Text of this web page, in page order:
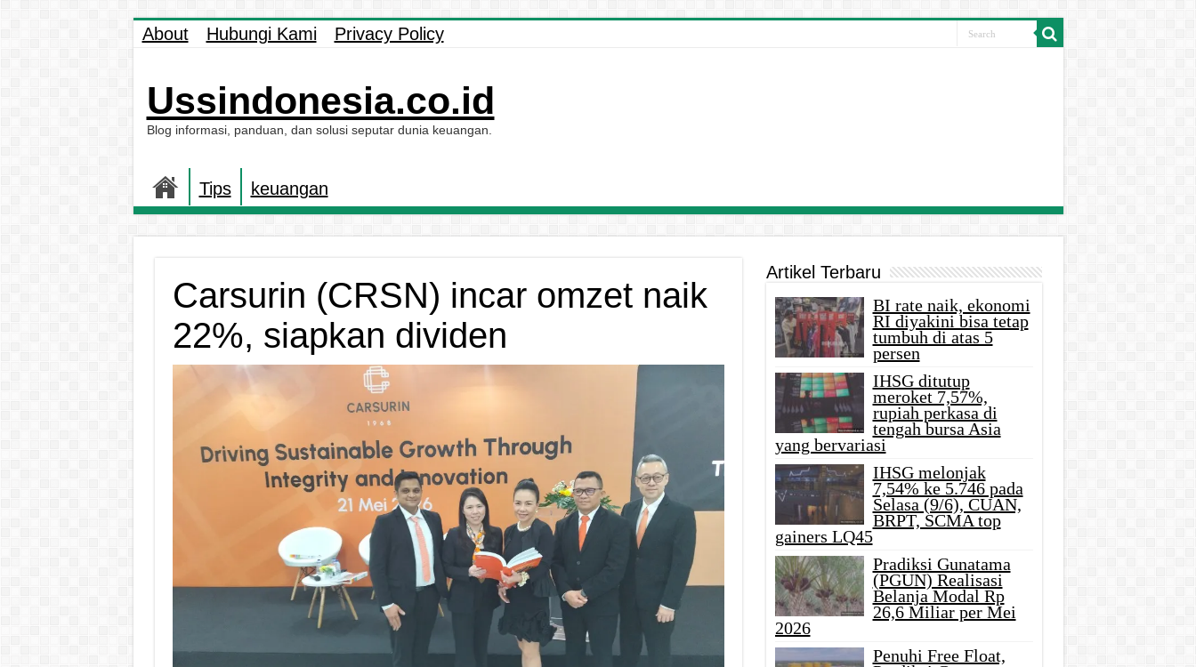
About Hubungi Kami Privacy Policy
Ussindonesia.co.id
Blog informasi, panduan, dan solusi seputar dunia keuangan.
Tips keuangan
Carsurin (CRSN) incar omzet naik
22%, siapkan dividen
Artikel Terbaru
BI rate naik, ekonomi
RI diyakini bisa tetap
tumbuh di atas 5
persen
IHSG ditutup
meroket 7,57%,
rupiah perkasa di
tengah bursa Asia
yang bervariasi
IHSG melonjak
7,54% ke 5.746 pada
Selasa (9/6), CUAN,
BRPT, SCMA top
gainers LQ45
Pradiksi Gunatama
(PGUN) Realisasi
Belanja Modal Rp
26,6 Miliar per Mei
2026
Penuhi Free Float,